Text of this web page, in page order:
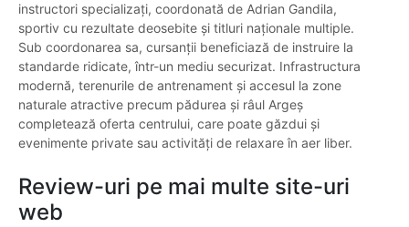
instructori specializați, coordonată de Adrian Gandila,
sportiv cu rezultate deosebite și titluri naționale multiple.
Sub coordonarea sa, cursanții beneficiază de instruire la
standarde ridicate, într-un mediu securizat. Infrastructura
modernă, terenurile de antrenament și accesul la zone
naturale atractive precum pădurea și râul Argeș
completează oferta centrului, care poate găzdui și
evenimente private sau activități de relaxare în aer liber.
Review-uri pe mai multe site-uri
web